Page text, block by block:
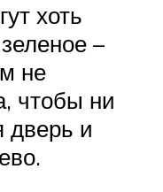
хоть
–
не
чтобы ни
дверь и